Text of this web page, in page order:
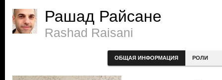
Рашад Райсане
Rashad Raisani
ОБЩАЯ ИНФОРМАЦИЯ РОЛИ